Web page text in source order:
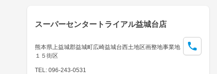
スーパーセンタートライアル益城台店
熊本県上益城郡益城町広崎益城台西土地区画整地事業地
１５街区
TEL: 096-243-0531